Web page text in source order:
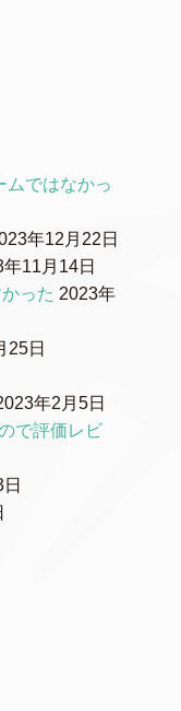
ムではなかっ
年12月22日
年11月14日
った 2023年
25日
年2月5日
で評価レビ